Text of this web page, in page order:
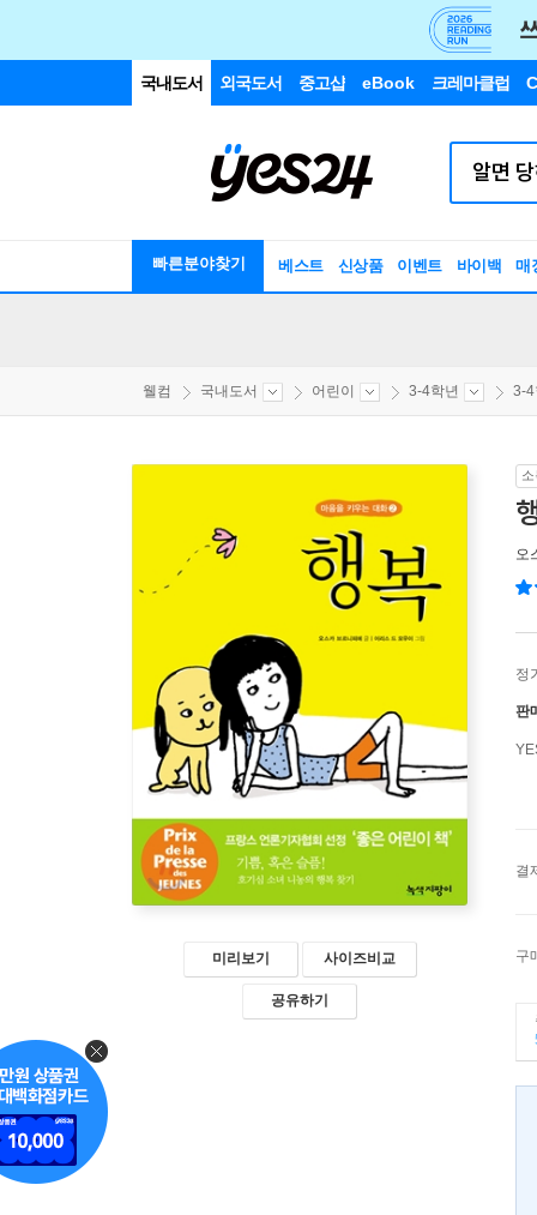
국내도서 외국도서 중고샵 eBook 크레마클럽
빠른분야찾기 베스트 신상품 이벤트 바이백 매
웰컴 국내도서 어린이 3-4학년 3-4
미리보기 사이즈비교
공유하기
오
정
판
결
구